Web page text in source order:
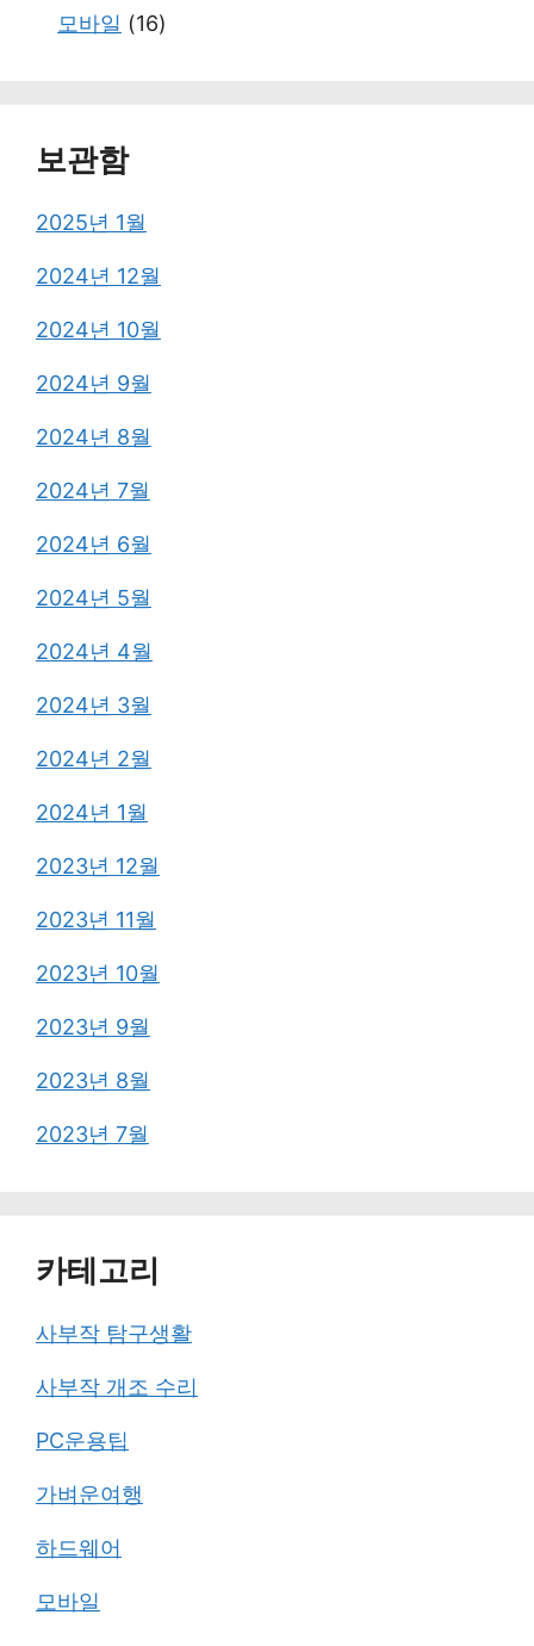
모바일 (16)
보관함
2025년 1월
2024년 12월
2024년 10월
2024년 9월
2024년 8월
2024년 7월
2024년 6월
2024년 5월
2024년 4월
2024년 3월
2024년 2월
2024년 1월
2023년 12월
2023년 11월
2023년 10월
2023년 9월
2023년 8월
2023년 7월
카테고리
사부작 탐구생활
사부작 개조 수리
PC운용팁
가벼운여행
하드웨어
모바일